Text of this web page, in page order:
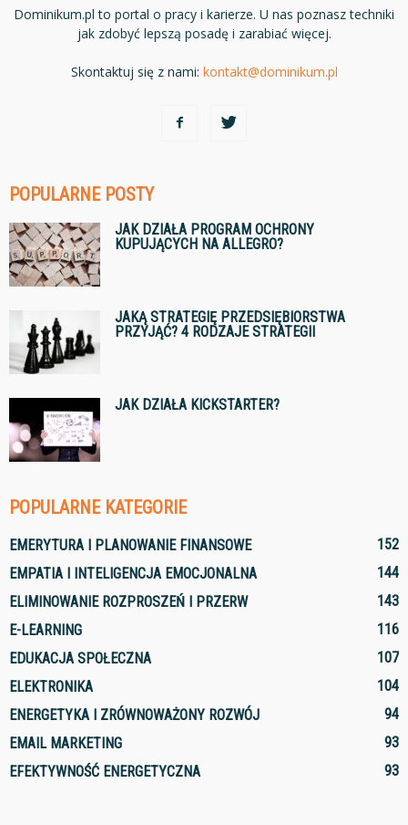
Dominikum.pl to portal o pracy i karierze. U nas poznasz techniki
jak zdobyć lepszą posadę i zarabiać więcej.
Skontaktuj się z nami: kontakt@dominikum.pl
POPULARNE POSTY
JAK DZIAŁA PROGRAM OCHRONY
KUPUJĄCYCH NA ALLEGRO?
JAKĄ STRATEGIĘ PRZEDSIĘBIORSTWA
PRZYJĄĆ? 4 RODZAJE STRATEGII
JAK DZIAŁA KICKSTARTER?
POPULARNE KATEGORIE
EMERYTURA I PLANOWANIE FINANSOWE
152
EMPATIA I INTELIGENCJA EMOCJONALNA
144
ELIMINOWANIE ROZPROSZEŃ I PRZERW
143
E-LEARNING
116
EDUKACJA SPOŁECZNA
107
ELEKTRONIKA
104
ENERGETYKA I ZRÓWNOWAŻONY ROZWÓJ
94
EMAIL MARKETING
93
EFEKTYWNOŚĆ ENERGETYCZNA
93